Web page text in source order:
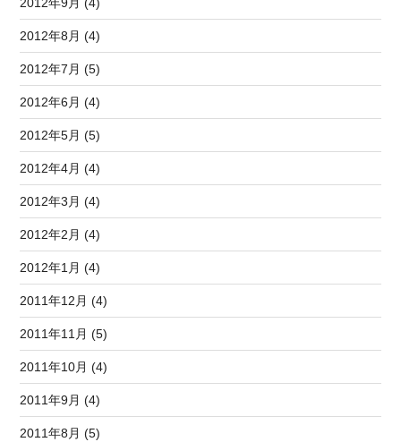
2012年9月 (4)
2012年8月 (4)
2012年7月 (5)
2012年6月 (4)
2012年5月 (5)
2012年4月 (4)
2012年3月 (4)
2012年2月 (4)
2012年1月 (4)
2011年12月 (4)
2011年11月 (5)
2011年10月 (4)
2011年9月 (4)
2011年8月 (5)